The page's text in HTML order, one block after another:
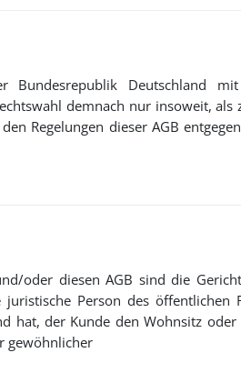
Deutschland
demnach nur insoweit,
Regelungen dieser AGB
oder diesen AGB sind die
Person des öffentlichen
hat, der Kunde den Wohnsitz
gewöhnlicher